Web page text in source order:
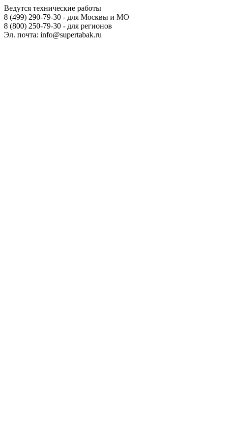
Ведутся технические работы
8 (499) 290-79-30 - для Москвы и МО
8 (800) 250-79-30 - для регионов
Эл. почта: info@supertabak.ru